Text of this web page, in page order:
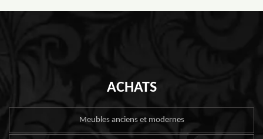
ACHATS
Meubles anciens et modernes